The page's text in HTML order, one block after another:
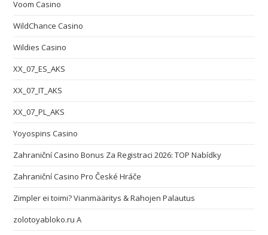
Voom Casino
WildChance Casino
Wildies Casino
XX_07_ES_AKS
XX_07_IT_AKS
XX_07_PL_AKS
Yoyospins Casino
Zahraniční Casino Bonus Za Registraci 2026: TOP Nabídky
Zahraniční Casino Pro České Hráče
Zimpler ei toimi? Vianmääritys & Rahojen Palautus
zolotoyabloko.ru A